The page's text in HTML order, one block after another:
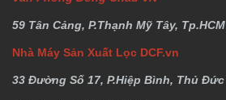
59 Tân Cảng, P.Thạnh Mỹ Tây, Tp.HCM
Nhà Máy Sản Xuất Lọc DCF.vn
33 Đường Số 17, P.Hiệp Bình, Thủ Đức